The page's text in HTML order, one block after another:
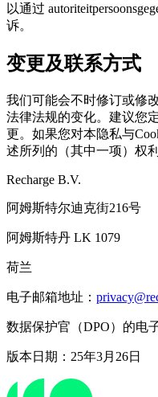
以通过
诉。
变更及联系方式
我们可能会不时修订或修
法律法规的变化。建议您
更。如果您对本隐私与
述所列的（其中一项）权
Recharge B.V.
阿姆斯特尔迪克街216号
阿姆斯特丹 LK 1079
荷兰
电子邮箱地址：
数据保护官（DPO）的电
版本日期：25年3月26日